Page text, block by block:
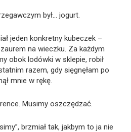
był… jogurt.
jeden konkretny kubeczek –
na wieczku. Za każdym
obok lodówki w sklepie, robił
razem, gdy sięgnęłam po
mnie w rękę.
Musimy oszczędzać.
brzmiał tak, jakbym to ja nie